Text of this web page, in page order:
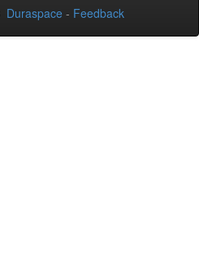
Duraspace - Feedback